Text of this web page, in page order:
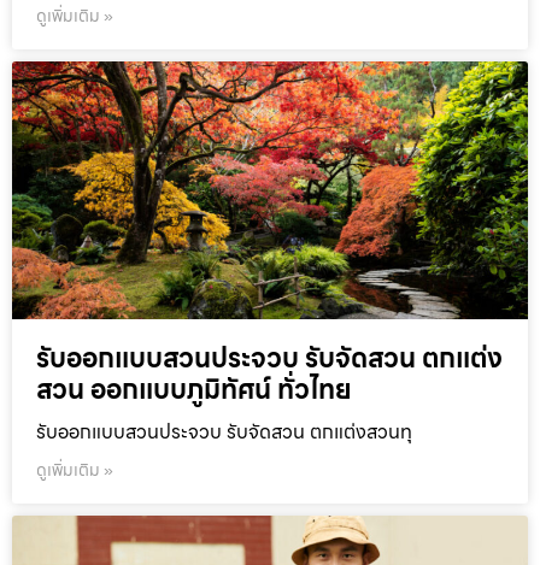
ดูเพิ่มเติม »
รับออกแบบสวนประจวบ รับจัดสวน ตกแต่ง
สวน ออกแบบภูมิทัศน์ ทั่วไทย
รับออกแบบสวนประจวบ รับจัดสวน ตกแต่งสวนทุ
ดูเพิ่มเติม »